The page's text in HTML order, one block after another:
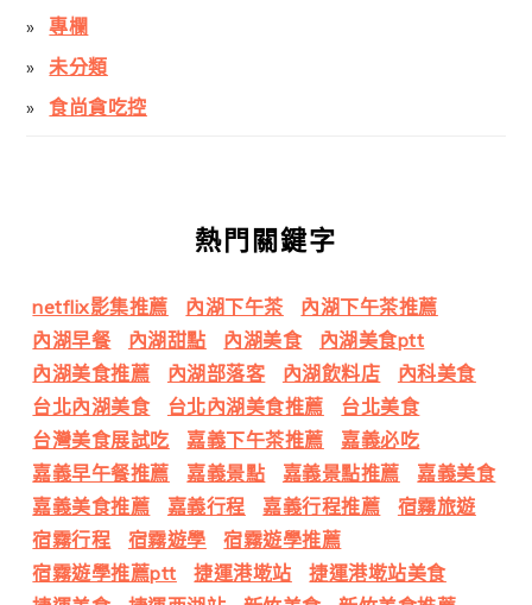
專欄
未分類
食尚貪吃控
熱門關鍵字
netflix影集推薦 內湖下午茶
內湖下午茶推薦
內湖早餐
內湖甜點 內湖美食
內湖美食ptt
內湖美食推薦
內湖部落客 內湖飲料店
內科美食
台北內湖美食
台北內湖美食推薦
台北美食
台灣美食展試吃
嘉義下午茶推薦
嘉義必吃
嘉義早午餐推薦
嘉義景點 嘉義景點推薦
嘉義美食
嘉義美食推薦
嘉義行程 嘉義行程推薦
宿霧旅遊
宿霧行程
宿霧遊學
宿霧遊學推薦
宿霧遊學推薦ptt
捷運港墘站
捷運港墘站美食